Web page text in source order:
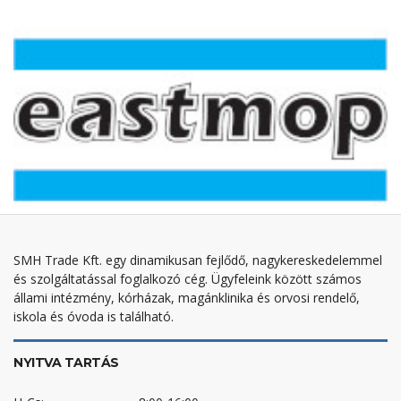
SMH Trade Kft. egy dinamikusan fejlődő, nagykereskedelemmel
és szolgáltatással foglalkozó cég. Ügyfeleink között számos
állami intézmény, kórházak, magánklinika és orvosi rendelő,
iskola és óvoda is található.
NYITVA TARTÁS